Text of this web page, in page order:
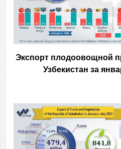
Экспорт плодоовощной
Узбекистан за